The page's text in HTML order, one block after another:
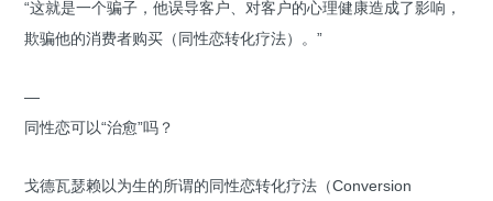
“这就是一个骗子，他误导客户、对客户的心理健康造成了影响，
欺骗他的消费者购买（同性恋转化疗法）。”
—
同性恋可以“治愈”吗？
戈德瓦瑟赖以为生的所谓的同性恋转化疗法（Conversion